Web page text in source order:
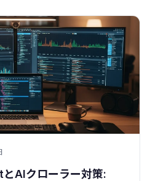
AIクローラー対策: